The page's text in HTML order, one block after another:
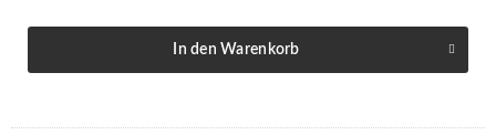
In den Warenkorb